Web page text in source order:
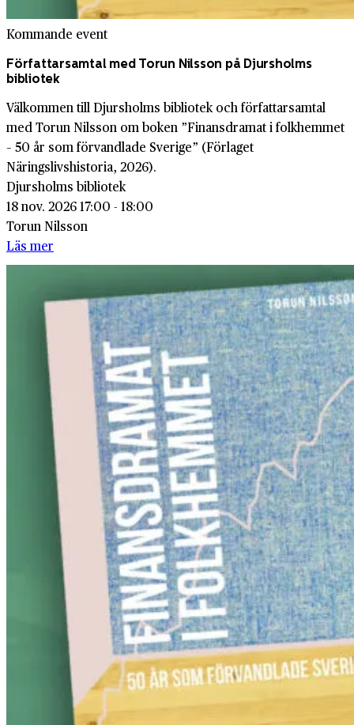
Kommande event
Författarsamtal med Torun Nilsson på Djursholms
bibliotek
Välkommen till Djursholms bibliotek och författarsamtal
med Torun Nilsson om boken ”Finansdramat i folkhemmet
– 50 år som förvandlade Sverige” (Förlaget
Näringslivshistoria, 2026).
Djursholms bibliotek
18 nov. 2026 17:00 - 18:00
Torun Nilsson
Läs mer